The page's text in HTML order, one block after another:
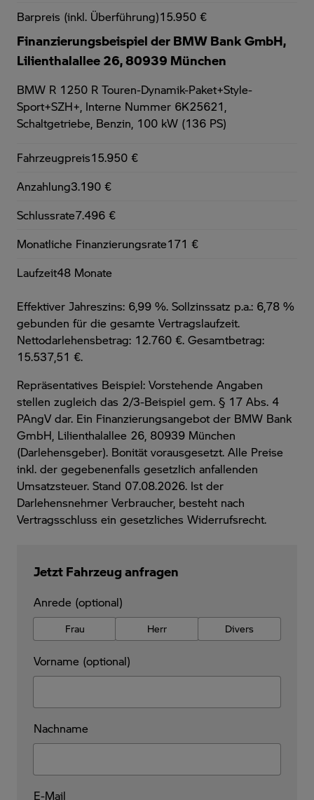
Barpreis (inkl. Überführung)15.950 €
Finanzierungsbeispiel der BMW Bank GmbH,
Lilienthalallee 26, 80939 München
BMW R 1250 R Touren-Dynamik-Paket+Style-
Sport+SZH+, Interne Nummer 6K25621,
Schaltgetriebe, Benzin, 100 kW (136 PS)
Fahrzeugpreis15.950 €
Anzahlung3.190 €
Schlussrate7.496 €
Monatliche Finanzierungsrate171 €
Laufzeit48 Monate
Effektiver Jahreszins: 6,99 %. Sollzinssatz p.a.: 6,78 %
gebunden für die gesamte Vertragslaufzeit.
Nettodarlehensbetrag: 12.760 €. Gesamtbetrag:
15.537,51 €.
Repräsentatives Beispiel: Vorstehende Angaben
stellen zugleich das 2/3-Beispiel gem. § 17 Abs. 4
PAngV dar. Ein Finanzierungsangebot der BMW Bank
GmbH, Lilienthalallee 26, 80939 München
(Darlehensgeber). Bonität vorausgesetzt. Alle Preise
inkl. der gegebenenfalls gesetzlich anfallenden
Umsatzsteuer. Stand 07.08.2026. Ist der
Darlehensnehmer Verbraucher, besteht nach
Vertragsschluss ein gesetzliches Widerrufsrecht.
Jetzt Fahrzeug anfragen
Anrede (optional)
Frau Herr Divers
Vorname (optional)
Nachname
E-Mail